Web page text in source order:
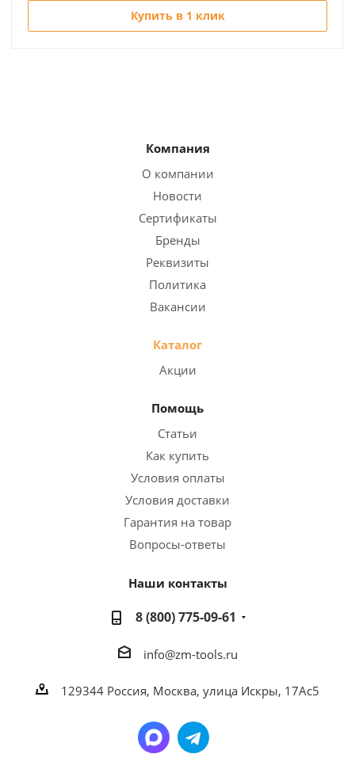
Купить в 1 клик
Компания
О компании
Новости
Сертификаты
Бренды
Реквизиты
Политика
Вакансии
Каталог
Акции
Помощь
Статьи
Как купить
Условия оплаты
Условия доставки
Гарантия на товар
Вопросы-ответы
Наши контакты
8 (800) 775-09-61
info@zm-tools.ru
129344 Россия, Москва, улица Искры, 17Ас5